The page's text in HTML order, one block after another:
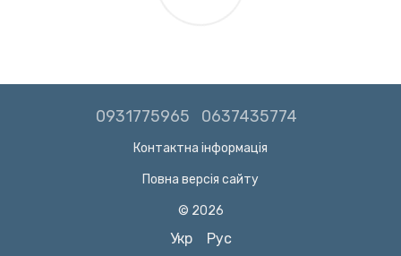
0931775965 0637435774
Контактна інформація
Повна версія сайту
© 2026
Укр Рус